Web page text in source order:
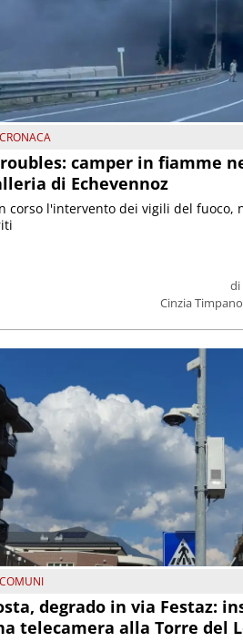
CRONACA
camper in fiamme
di Echevennoz
di
Cinzia Timpano
corso l'intervento dei vigili del fuoco,
COMUNI
degrado in via Festaz:
telecamera alla Torre del